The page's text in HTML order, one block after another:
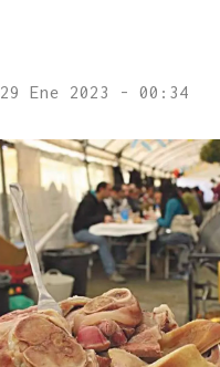
29 Ene 2023 - 00:34